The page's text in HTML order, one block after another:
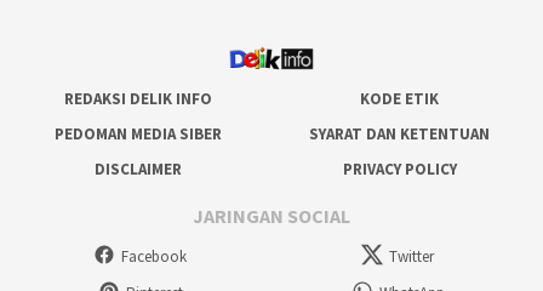
REDAKSI DELIK INFO
KODE ETIK
PEDOMAN MEDIA SIBER
SYARAT DAN KETENTUAN
DISCLAIMER
PRIVACY POLICY
JARINGAN SOCIAL
Facebook
Twitter